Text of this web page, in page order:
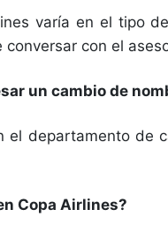
varía en el tipo
con el
un cambio de
el departamento de
Copa Airlines?